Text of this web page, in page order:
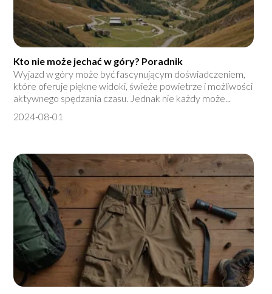
Kto nie może jechać w góry? Poradnik
Wyjazd w góry może być fascynującym doświadczeniem,
które oferuje piękne widoki, świeże powietrze i możliwości
aktywnego spędzania czasu. Jednak nie każdy może...
2024-08-01